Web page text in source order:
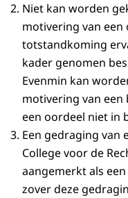
Niet kan worden
motivering van een
totstandkoming
kader genomen
Evenmin kan
motivering van een
een oordeel niet in
Een gedraging van
College voor de
aangemerkt als
zover deze